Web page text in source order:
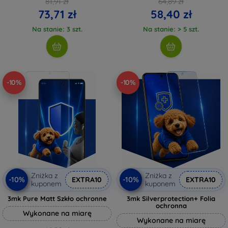
73,71 zł
Na stanie: 3 szt.
58,40 zł
Na stanie: > 5 szt.
-10%
-10%
Zniżka z
kuponem
EXTRA10
3mk Pure Matt Szkło ochronne
Wykonane na miarę
-10%
-10%
Zniżka z
kuponem
EXTRA10
3mk Silverprotection+ Folia
ochronna
Wykonane na miarę